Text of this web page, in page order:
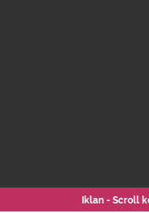
Iklan - Scroll